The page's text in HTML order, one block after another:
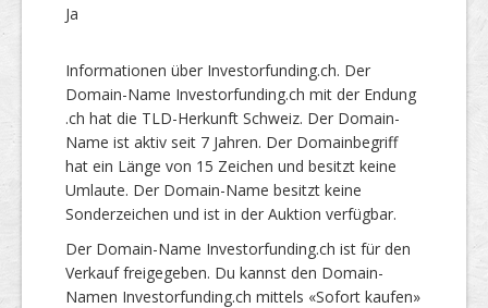
Ja
Informationen über Investorfunding.ch. Der
Domain-Name Investorfunding.ch mit der Endung
.ch hat die TLD-Herkunft Schweiz. Der Domain-
Name ist aktiv seit 7 Jahren. Der Domainbegriff
hat ein Länge von 15 Zeichen und besitzt keine
Umlaute. Der Domain-Name besitzt keine
Sonderzeichen und ist in der Auktion verfügbar.
Der Domain-Name Investorfunding.ch ist für den
Verkauf freigegeben. Du kannst den Domain-
Namen Investorfunding.ch mittels «Sofort kaufen»